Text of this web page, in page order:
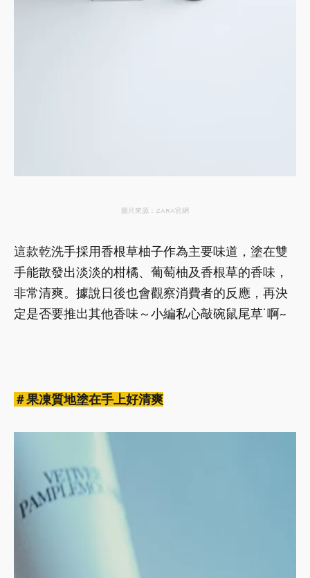
圖片來源：ZARA官網
這款乾洗手採用香根草柚子作為主要味道，塗在雙
手能散發出淡淡的柑橘、葡萄柚及香根草的香味，
非常清爽。據說日後也會觀察消費者的反應，再決
定是否要推出其他香味～小編私心敲碗鼠尾草˙啊~
＃果凍質地塗在手上好清爽